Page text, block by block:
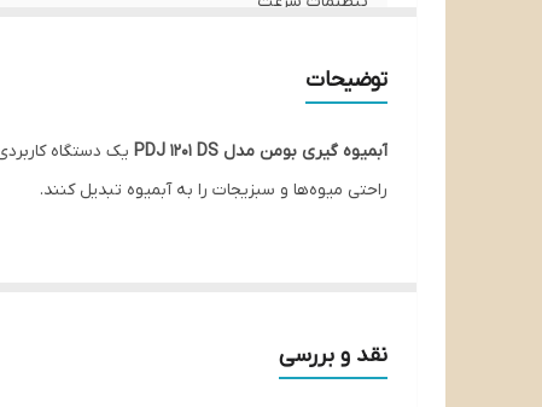
توضیحات
آبمیوه‌ گیری بومن مدل PDJ 1201 DS
یک دستگاه
راحتی میوه‌ها و سبزیجات را به آبمیوه تبدیل کنند.
نقد و بررسی